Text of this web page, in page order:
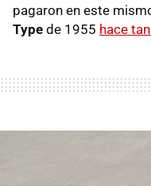
pagaron en este
Type de 1955 hace